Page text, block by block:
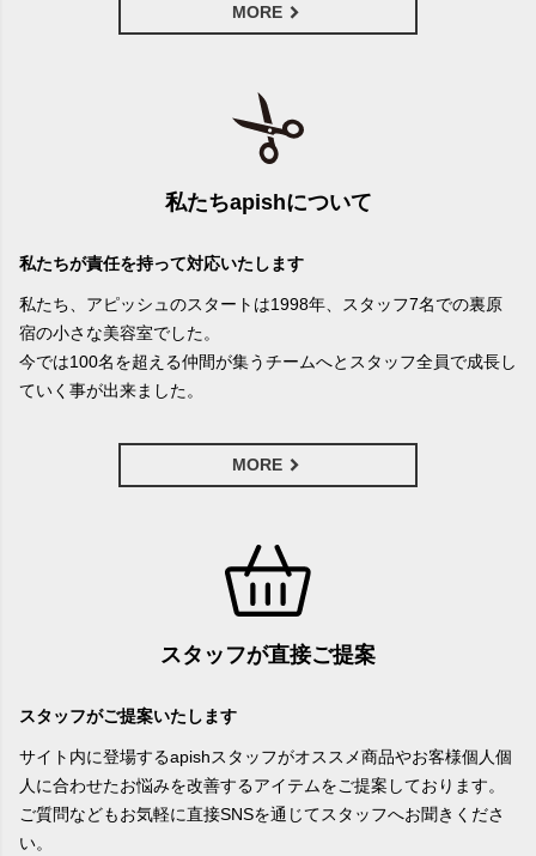
MORE
私たちapishについて
私たちが責任を持って対応いたします
私たち、アピッシュのスタートは1998年、スタッフ7名での裏原
宿の小さな美容室でした。
今では100名を超える仲間が集うチームへとスタッフ全員で成長し
ていく事が出来ました。
MORE
スタッフが直接ご提案
スタッフがご提案いたします
サイト内に登場するapishスタッフがオススメ商品やお客様個人個
人に合わせたお悩みを改善するアイテムをご提案しております。
ご質問などもお気軽に直接SNSを通じてスタッフへお聞きくださ
い。